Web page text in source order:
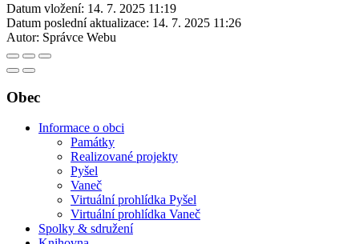
Datum vložení: 14. 7. 2025 11:19
Datum poslední aktualizace: 14. 7. 2025 11:26
Autor: Správce Webu
Obec
Informace o obci
Památky
Realizované projekty
Pyšel
Vaneč
Virtuální prohlídka Pyšel
Virtuální prohlídka Vaneč
Spolky & sdružení